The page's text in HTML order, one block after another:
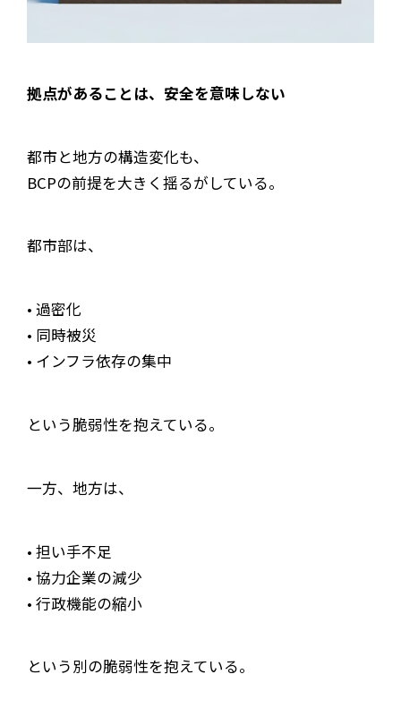
拠点があることは、安全を意味しない
都市と地方の構造変化も、
BCPの前提を大きく揺るがしている。
都市部は、
• 過密化
• 同時被災
• インフラ依存の集中
という脆弱性を抱えている。
一方、地方は、
• 担い手不足
• 協力企業の減少
• 行政機能の縮小
という別の脆弱性を抱えている。